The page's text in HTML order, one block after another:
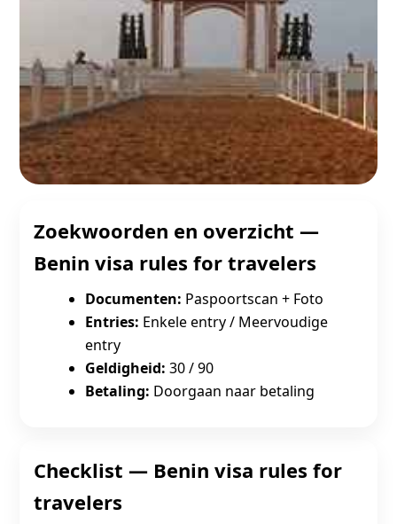
Zoekwoorden en overzicht —
Benin visa rules for travelers
Documenten: Paspoortscan + Foto
Entries: Enkele entry / Meervoudige
entry
Geldigheid: 30 / 90
Betaling: Doorgaan naar betaling
Checklist — Benin visa rules for
travelers